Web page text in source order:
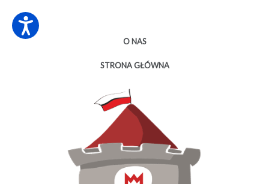
O NAS
STRONA GŁÓWNA